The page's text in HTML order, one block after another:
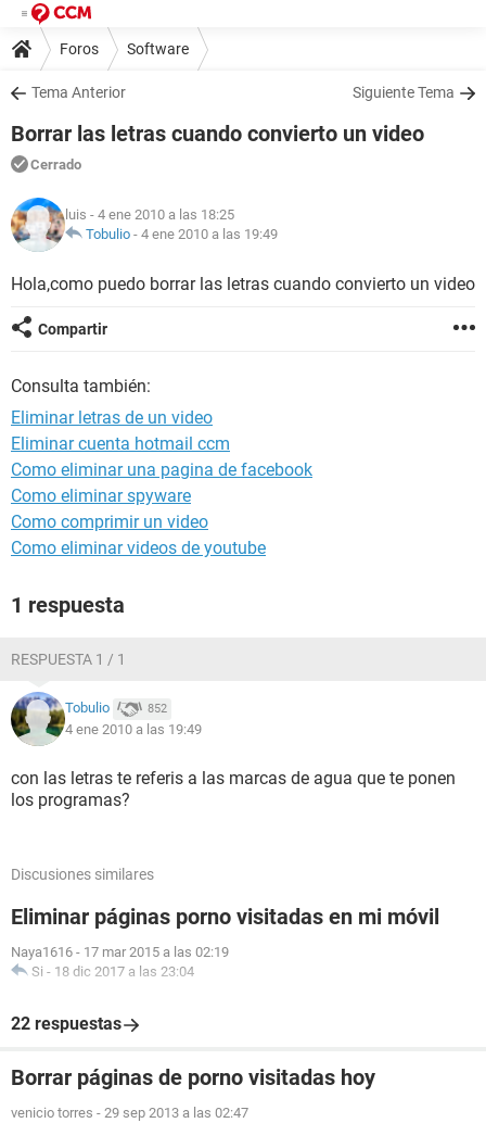
Foros Software
Tema Anterior Siguiente Tema
Borrar las letras cuando convierto un video
Cerrado
luis - 4 ene 2010 a las 18:25
Tobulio - 4 ene 2010 a las 19:49
Hola,como puedo borrar las letras cuando convierto un video
Compartir
Consulta también:
Eliminar letras de un video
Eliminar cuenta hotmail ccm
Como eliminar una pagina de facebook
Como eliminar spyware
Como comprimir un video
Como eliminar videos de youtube
1 respuesta
RESPUESTA 1 / 1
Tobulio 852
4 ene 2010 a las 19:49
con las letras te referis a las marcas de agua que te ponen
los programas?
Discusiones similares
Eliminar páginas porno visitadas en mi móvil
Naya1616 - 17 mar 2015 a las 02:19
Si - 18 dic 2017 a las 23:04
22 respuestas
Borrar páginas de porno visitadas hoy
venicio torres - 29 sep 2013 a las 02:47